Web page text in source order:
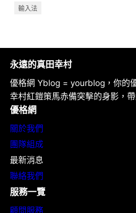
輸入法
永遠的真田幸村
優格網 Yblog = yourblog，你的
幸村紅鎧策馬赤備突擊的身影，
優格網
關於我們
團隊組成
最新消息
聯絡我們
服務一覽
顧問服務